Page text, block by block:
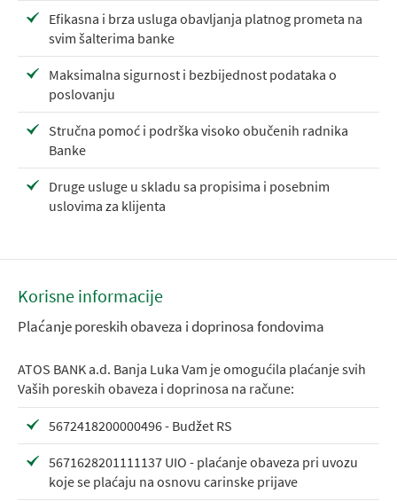
Efikasna i brza usluga obavljanja platnog prometa na
svim šalterima banke
Maksimalna sigurnost i bezbijednost podataka o
poslovanju
Stručna pomoć i podrška visoko obučenih radnika
Banke
Druge usluge u skladu sa propisima i posebnim
uslovima za klijenta
Korisne informacije
Plaćanje poreskih obaveza i doprinosa fondovima
ATOS BANK a.d. Banja Luka Vam je omogućila plaćanje svih
Vaših poreskih obaveza i doprinosa na račune:
5672418200000496 - Budžet RS
5671628201111137 UIO - plaćanje obaveza pri uvozu
koje se plaćaju na osnovu carinske prijave